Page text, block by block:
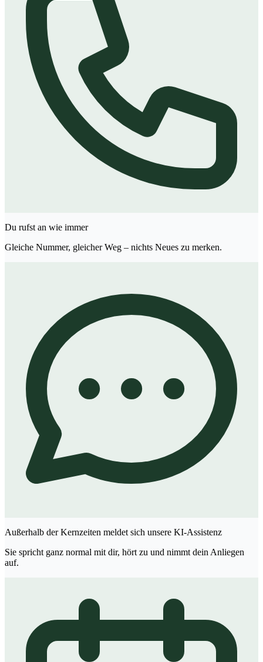
Du rufst an wie immer
Gleiche Nummer, gleicher Weg – nichts Neues zu merken.
Außerhalb der Kernzeiten meldet sich unsere KI-Assistenz
Sie spricht ganz normal mit dir, hört zu und nimmt dein Anliegen
auf.